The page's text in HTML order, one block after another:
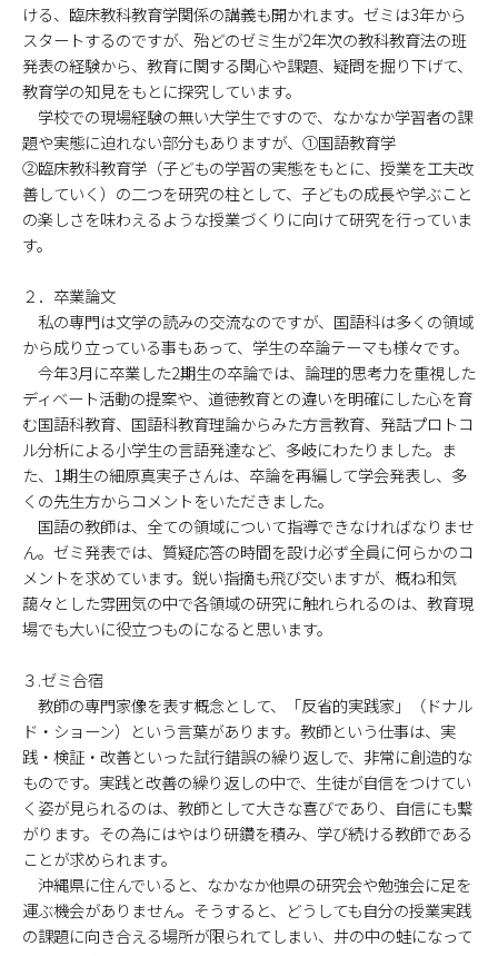
ける、臨床教科教育学関係の講義も開かれます。ゼミは3年から
スタートするのですが、殆どのゼミ生が2年次の教科教育法の班
発表の経験から、教育に関する関心や課題、疑問を掘り下げて、
教育学の知見をもとに探究しています。
学校での現場経験の無い大学生ですので、なかなか学習者の課
題や実態に迫れない部分もありますが、①国語教育学
②臨床教科教育学（子どもの学習の実態をもとに、授業を工夫改
善していく）の二つを研究の柱として、子どもの成長や学ぶこと
の楽しさを味わえるような授業づくりに向けて研究を行っていま
す。
２．卒業論文
私の専門は文学の読みの交流なのですが、国語科は多くの領域
から成り立っている事もあって、学生の卒論テーマも様々です。
今年3月に卒業した2期生の卒論では、論理的思考力を重視した
ディベート活動の提案や、道徳教育との違いを明確にした心を育
む国語科教育、国語科教育理論からみた方言教育、発話プロトコ
ル分析による小学生の言語発達など、多岐にわたりました。ま
た、1期生の細原真実子さんは、卒論を再編して学会発表し、多
くの先生方からコメントをいただきました。
国語の教師は、全ての領域について指導できなければなりませ
ん。ゼミ発表では、質疑応答の時間を設け必ず全員に何らかのコ
メントを求めています。鋭い指摘も飛び交いますが、概ね和気
藹々とした雰囲気の中で各領域の研究に触れられるのは、教育現
場でも大いに役立つものになると思います。
３.ゼミ合宿
教師の専門家像を表す概念として、「反省的実践家」（ドナル
ド・ショーン）という言葉があります。教師という仕事は、実
践・検証・改善といった試行錯誤の繰り返しで、非常に創造的な
ものです。実践と改善の繰り返しの中で、生徒が自信をつけてい
く姿が見られるのは、教師として大きな喜びであり、自信にも繋
がります。その為にはやはり研鑽を積み、学び続ける教師である
ことが求められます。
沖縄県に住んでいると、なかなか他県の研究会や勉強会に足を
運ぶ機会がありません。そうすると、どうしても自分の授業実践
の課題に向き合える場所が限られてしまい、井の中の蛙になって